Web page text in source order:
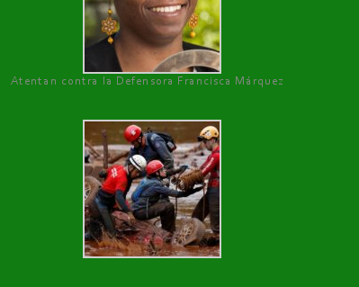
Atentan contra la Defensora Francisca Márquez